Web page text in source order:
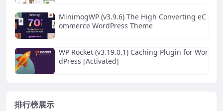
MinimogWP (v3.9.6) The High Converting eC
ommerce WordPress Theme
WP Rocket (v3.19.0.1) Caching Plugin for Wor
dPress [Activated]
排行榜展示